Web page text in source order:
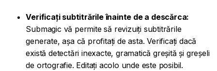
Verificați subtitrările înainte de a descărca:
Submagic vă permite să revizuiți subtitrările
generate, așa că profitați de asta. Verificați dacă
există detectări inexacte, gramatică greșită și greșeli
de ortografie. Editați acolo unde este posibil.